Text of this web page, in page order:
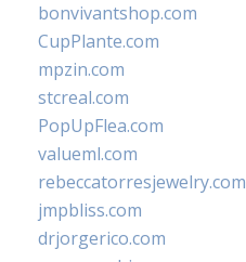
bonvivantshop.com
CupPlante.com
mpzin.com
stcreal.com
PopUpFlea.com
valueml.com
rebeccatorresjewelry.com
jmpbliss.com
drjorgerico.com